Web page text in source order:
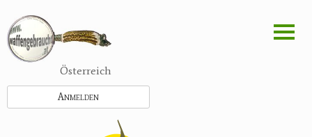
zum
Inhalt
Österreich
Anmelden